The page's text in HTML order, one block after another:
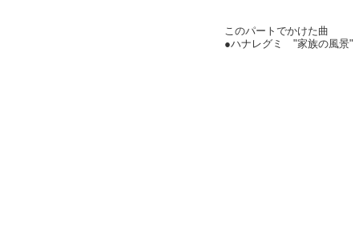
このパートでかけた曲
●ハナレグミ "家族の風景"